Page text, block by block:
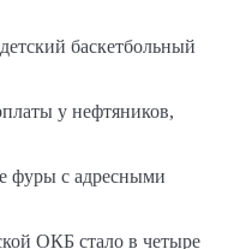
баскетбольный
у нефтяников,
фуры с адресными
ОКБ стало в четыре